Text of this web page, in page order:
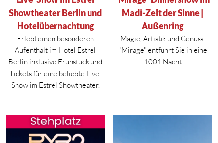
Showtheater Berlin und
Hotelübernachtung
Erlebt einen besonderen
Aufenthalt im Hotel Estrel
Berlin inklusive Frühstück und
Tickets für eine beliebte Live-
Show im Estrel Showtheater.
Madi-Zelt der Sinne |
Außenring
Magie, Artistik und Genuss:
"Mirage" entführt Sie in eine
1001 Nacht